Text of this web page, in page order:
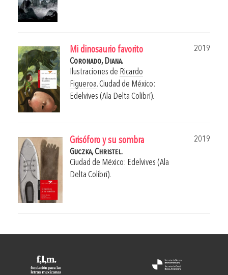
Mi dinosaurio favorito
2019
Coronado, Diana.
Ilustraciones de Ricardo
Figueroa.Ciudad de México:
Edelvives (Ala Delta Colibrí).
Grisóforo y su sombra
2019
Guczka, Christel.
Ciudad de México: Edelvives (Ala
Delta Colibrí).